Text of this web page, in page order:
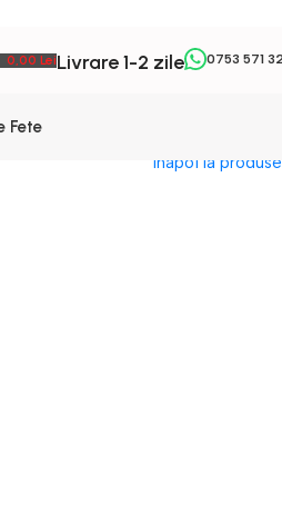
0,00 LeiLivrare 1-2 zile 0753 571
Fete
Inapoi la produse